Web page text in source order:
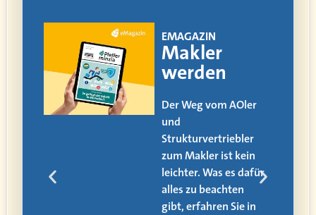
EMAGAZIN
Makler
werden
Der Weg vom AOler
und
Strukturvertriebler
zum Makler ist kein
leichter. Was es dafür
alles zu beachten
gibt, erfahren Sie in